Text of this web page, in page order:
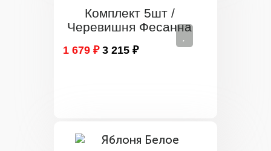
Комплект 5шт /
Черевишня Фесанна
1 679 ₽ 3 215 ₽